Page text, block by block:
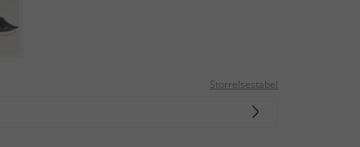
Storrelsestabel